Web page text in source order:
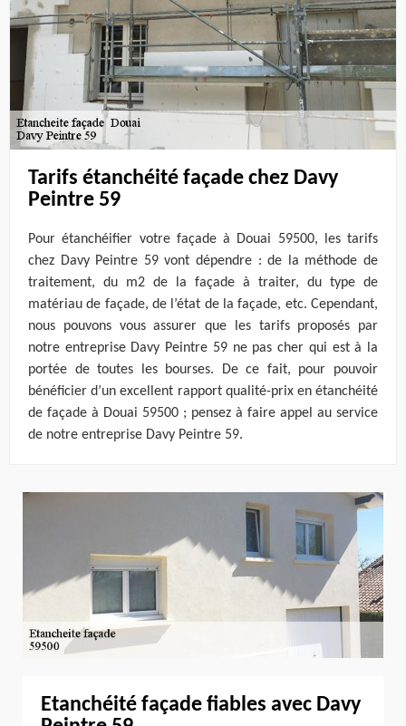
Tarifs étanchéité façade chez Davy
Peintre 59
Pour étanchéifier votre façade à Douai 59500, les tarifs
chez Davy Peintre 59 vont dépendre : de la méthode de
traitement, du m2 de la façade à traiter, du type de
matériau de façade, de l’état de la façade, etc. Cependant,
nous pouvons vous assurer que les tarifs proposés par
notre entreprise Davy Peintre 59 ne pas cher qui est à la
portée de toutes les bourses. De ce fait, pour pouvoir
bénéficier d’un excellent rapport qualité-prix en étanchéité
de façade à Douai 59500 ; pensez à faire appel au service
de notre entreprise Davy Peintre 59.
Etanchéité façade fiables avec Davy